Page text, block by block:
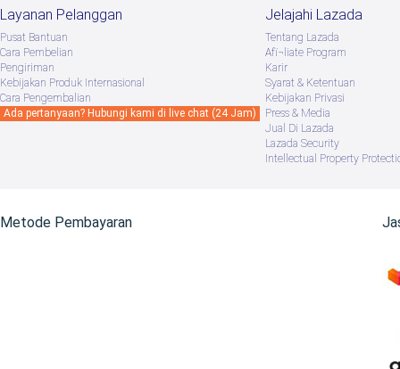
Layanan Pelanggan
Pusat Bantuan
Cara Pembelian
Pengiriman
Kebijakan Produk Internasional
Cara Pengembalian
Ada pertanyaan? Hubungi kami di live chat (24 Jam)
Jelajahi Lazada
Tentang Lazada
Afï¬liate Program
Karir
Syarat & Ketentuan
Kebijakan Privasi
Press & Media
Jual Di Lazada
Lazada Security
Intellectual Property
Metode Pembayaran